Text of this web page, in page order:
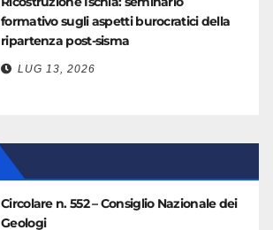
formativo sugli aspetti burocratici della
ripartenza post-sisma
LUG 13, 2026
Circolare n. 552 – Consiglio Nazionale dei
Geologi